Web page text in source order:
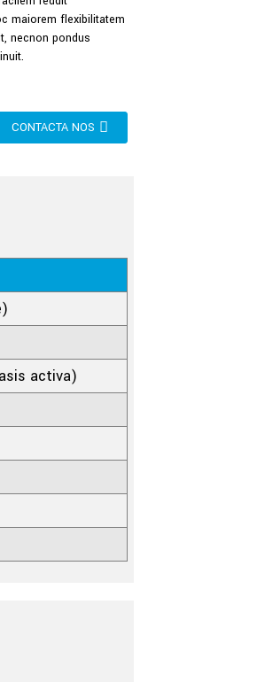
maiorem flexibilitatem
necnon pondus
CONTACTA NOS
activa)